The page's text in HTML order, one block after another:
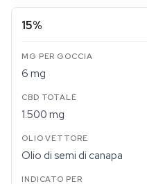
15%
6 mg
1.500 mg
Olio di semi di canapa